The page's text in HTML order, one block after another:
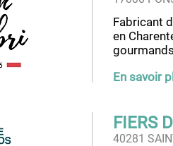
Fabricant
en
En savoir
FIERS
40281